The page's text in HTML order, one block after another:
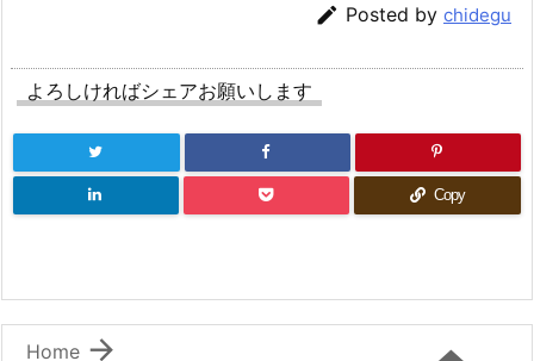
 Posted by chidegu
よろしければシェアお願いします
Copy

Home